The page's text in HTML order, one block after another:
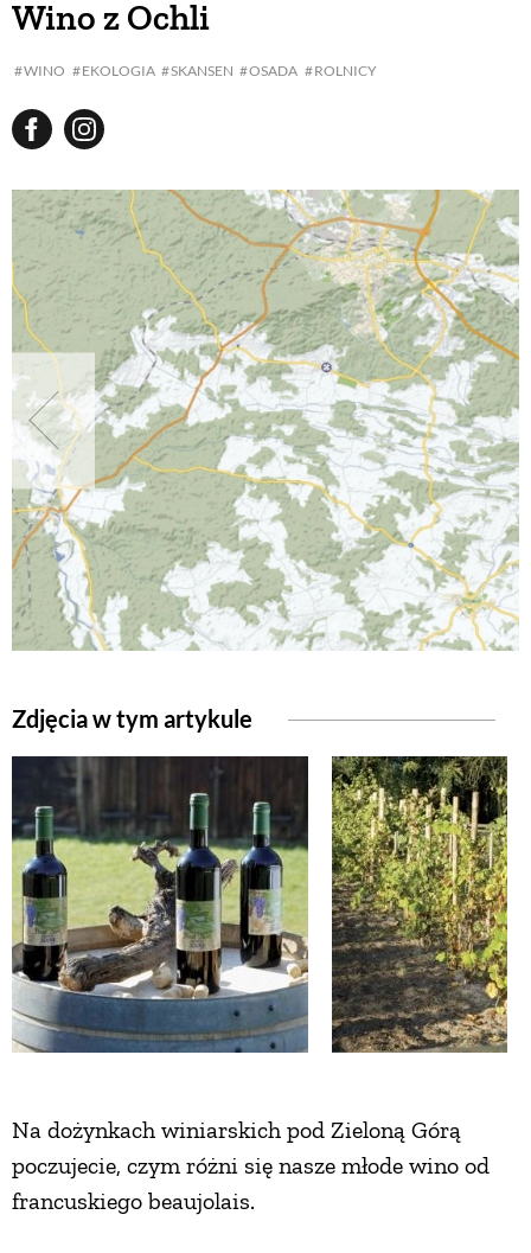
Wino z Ochli
WINO EKOLOGIA SKANSEN OSADA ROLNICY
Zdjęcia w tym artykule
Na dożynkach winiarskich pod Zieloną Górą
poczujecie, czym różni się nasze młode wino od
francuskiego beaujolais.
BUDUJEMY DOM
WARZYWA I OWOCE
ROŚLINY OGRODOWE
PORADY
ZIELEŃ W DOMU
PROJEKTOWANIE OGRODU
NATURALNIE
DLA DOMU
EKO ŻYCIE
PRZYRODA
ZWIERZĘTA DOMOWE
ZWIERZĘTA W NATURZE
GRZYBY